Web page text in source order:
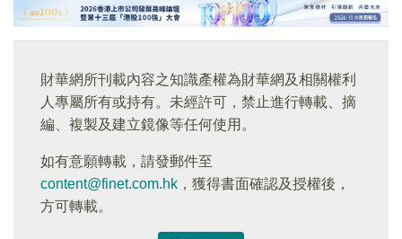
財華網所刊載內容之知識產權為財華網及相關權利
人專屬所有或持有。未經許可，禁止進行轉載、摘
編、複製及建立鏡像等任何使用。
如有意願轉載，請發郵件至
content@finet.com.hk ，獲得書面確認及授權後，
方可轉載。